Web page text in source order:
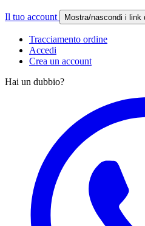
Il tuo account Mostra/nascondi i link
Tracciamento ordine
Accedi
Crea un account
Hai un dubbio?